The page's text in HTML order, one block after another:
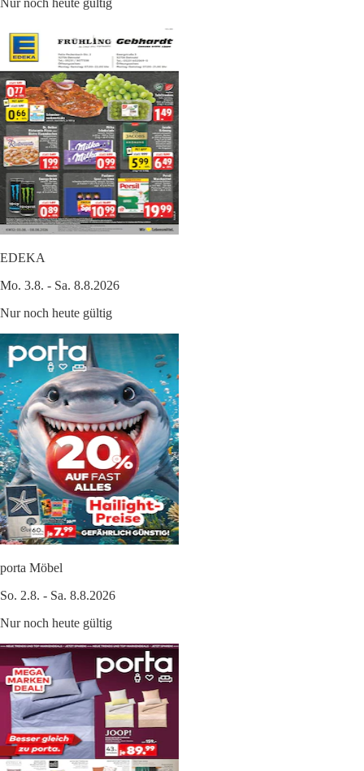
Nur noch heute gültig
EDEKA
Mo. 3.8. - Sa. 8.8.2026
Nur noch heute gültig
porta Möbel
So. 2.8. - Sa. 8.8.2026
Nur noch heute gültig